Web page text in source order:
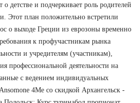
детстве и подчеркивает роль родителей
Этот план положительно встретили
о выходе Греции из еврозоны временно
к профучастникам рынка
и учредителям (участникам),
профессиональной деятельности на
с ведением индивидуальных
4Me со скидкой Архангельск -